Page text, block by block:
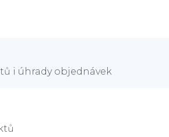
i úhrady objednávek